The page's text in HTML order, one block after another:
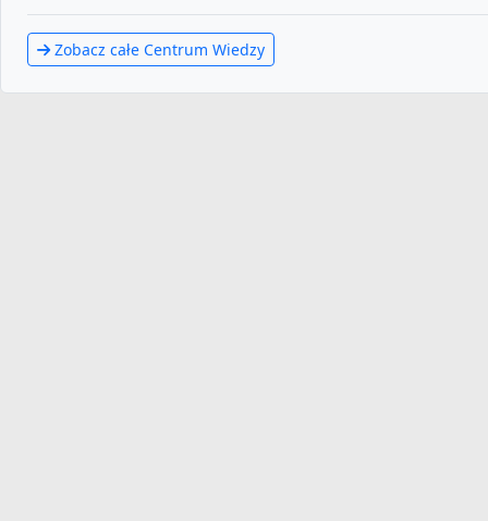
Zobacz całe Centrum Wiedzy